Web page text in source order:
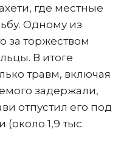
где местные
Одному из
за торжеством
В итоге
травм, включая
задержали,
отпустил его под
(около 1,9 тыс.